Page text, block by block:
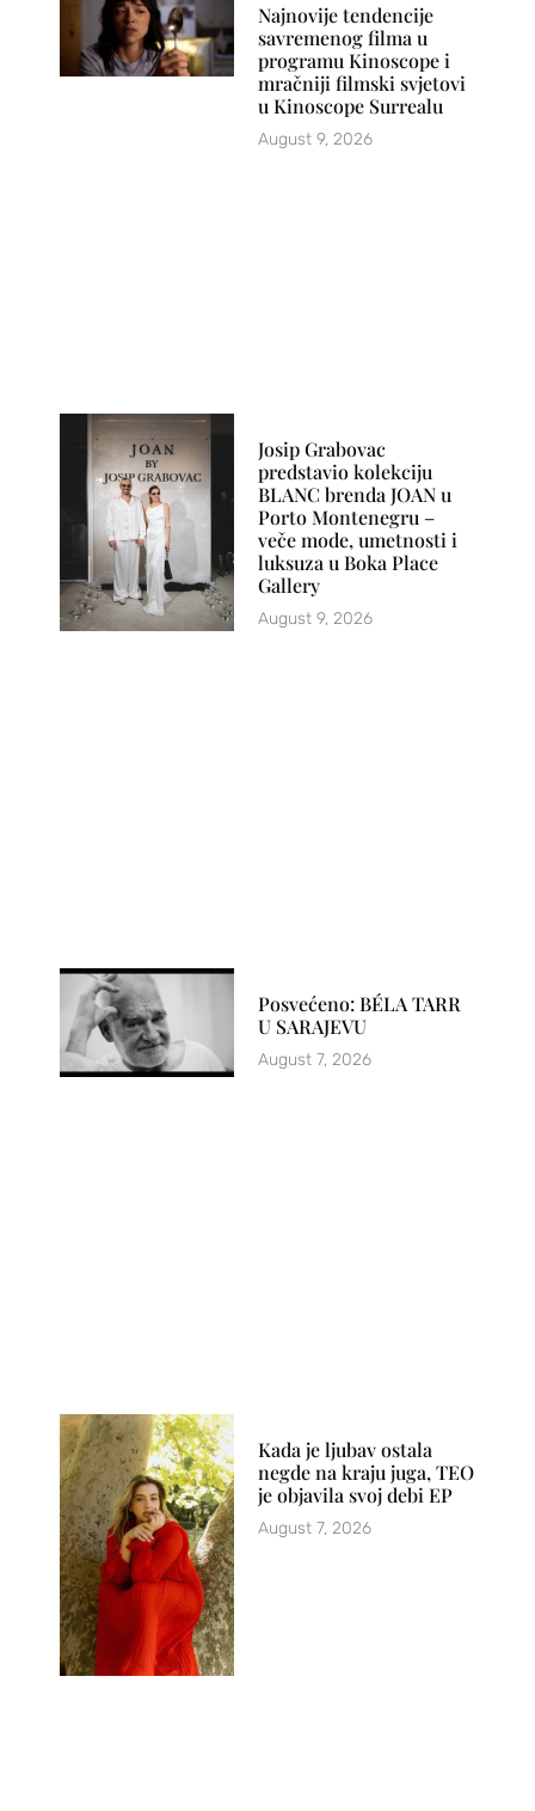
Najnovije tendencije
savremenog filma u
programu Kinoscope i
mračniji filmski svjetovi
u Kinoscope Surrealu
August 9, 2026
Josip Grabovac
predstavio kolekciju
BLANC brenda JOAN u
Porto Montenegru –
veče mode, umetnosti i
luksuza u Boka Place
Gallery
August 9, 2026
Posvećeno: BÉLA TARR
U SARAJEVU
August 7, 2026
Kada je ljubav ostala
negde na kraju juga, TEO
je objavila svoj debi EP
August 7, 2026